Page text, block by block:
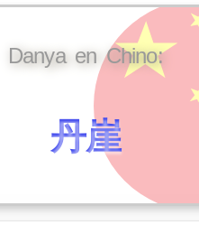
Danya en Chino:
丹崖